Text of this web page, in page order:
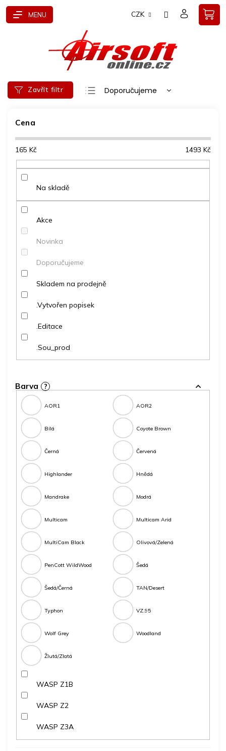
Přejít
CZK
Ř
a
í
r
u
Doporučujeme
Nejprodávanější
Zavřít filtr
Cena
165 Kč 1493 Kč
Na skladě
Akce
Novinka
Doporučujeme
Skladem na prodejně
.Vytvořen popisek
.Editace
.Sou_prod
Barva ?
AOR1 AOR2
Bílá Coyote Brown
Černá Červená
Highlander Hnědá
Mandrake Modrá
Multicam Multicam Arid
MultiCam Black Olivová/Zelená
PenCott WildWood Šedá
Šedá/Černá TAN/Desert
Typhon VZ.95
Wolf Grey Woodland
Žlutá/Zlatá
WASP Z1B
WASP Z2
WASP Z3A